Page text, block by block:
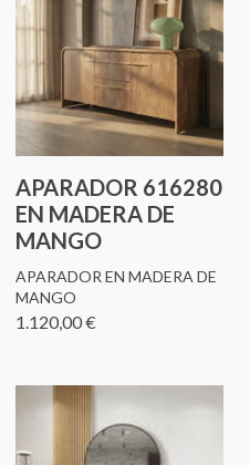
APARADOR 616280
EN MADERA DE
MANGO
APARADOR EN MADERA DE
MANGO
1.120,00 €